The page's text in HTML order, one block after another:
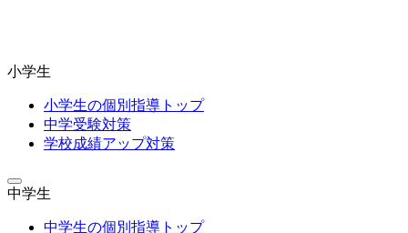
小学生
小学生の個別指導トップ
中学受験対策
学校成績アップ対策
中学生
中学生の個別指導トップ